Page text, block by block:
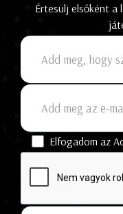
Értesülj elsőként a
Elfogadom az